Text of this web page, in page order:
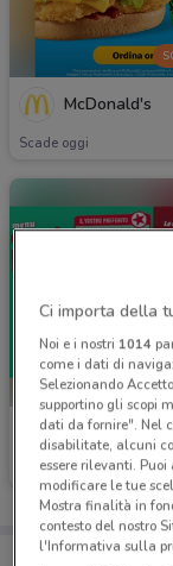
McDonald's
Scade oggi
Roadhouse
Scade il 18/08
Porta
Ci importa della
Noi e i nostri 1014
come i dati di
Selezionando
supportino gli scopi
dati da fornire". Nel
disabilitate, alcuni
essere rilevanti.
modificare le tue
Mostra finalità in
contesto del nostro
l'Informativa sulla